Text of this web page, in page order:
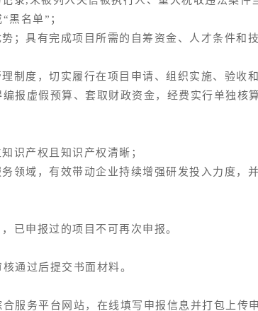
黑名单”；
具有完成项目所需的自筹资金、人才条件和技
度，切实履行在项目申请、组织实施、验收
报虚假预算、套取财政资金，经费实行单独核
产权且知识产权清晰；
域，有效带动企业持续增强研发投入力度，
申报过的项目不可再次申报。
过后提交书面材料。
务平台网站，在线填写申报信息并打包上传